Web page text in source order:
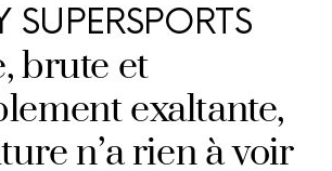
SUPERSPORTS
brute et
exaltante,
n’a rien à voir